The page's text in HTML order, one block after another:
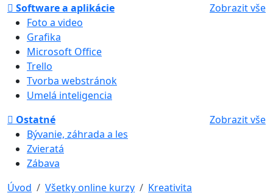
Software a aplikácie
Zobrazit vše
Foto a video
Grafika
Microsoft Office
Trello
Tvorba webstránok
Umelá inteligencia
Ostatné
Zobrazit vše
Bývanie, záhrada a les
Zvieratá
Zábava
Úvod
Všetky online kurzy Kreativita